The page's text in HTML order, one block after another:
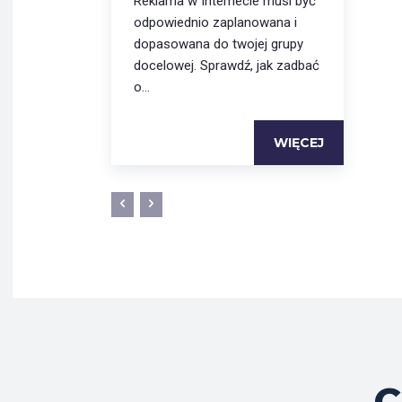
odpowiednio zaplanowana i
dopasowana do twojej grupy
docelowej. Sprawdź, jak zadbać
o...
WIĘCEJ